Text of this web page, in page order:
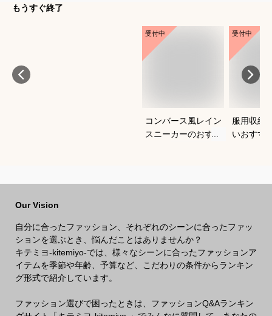
もうすぐ終了
受付中
コンバース風レイン
スニーカーのおすす
受付中
服用収納
いおすす
Our Vision
自分に合ったファッション、それぞれのシーンに合ったファッ
ションを選ぶとき、悩んだことはありませんか？
キテミヨ-kitemiyo-では、様々なシーンに合ったファッションア
イテムを季節や年齢、予算など、こだわりの条件からランキン
グ形式で紹介しています。
ファッション選びで困ったときは、ファッションQ&Aランキン